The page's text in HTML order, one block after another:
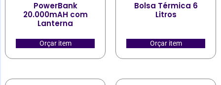
PowerBank
20.000mAH com
Lanterna
Orçar item
Bolsa Térmica 6
Litros
Orçar item